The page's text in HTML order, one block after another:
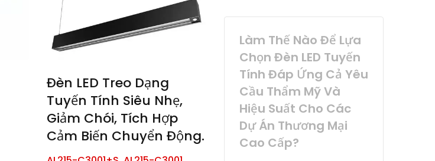
Đèn LED Treo Dạng
Tuyến Tính Siêu Nhẹ,
Giảm Chói, Tích Hợp
Cảm Biến Chuyển Động.
Làm Thế Nào Để Lựa
Chọn Đèn LED Tuyến
Tính Đáp Ứng Cả Yêu
Cầu Thẩm Mỹ Và
Hiệu Suất Cho Các
Dự Án Thương Mại
Cao Cấp?